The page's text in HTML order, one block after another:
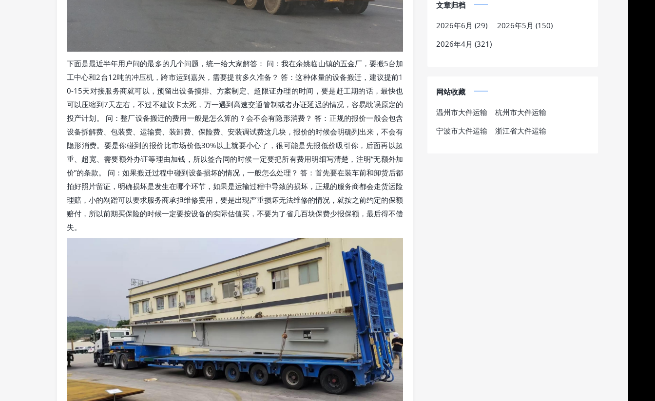
下面是最近半年用户问的最多的几个问题，统一给大家解答： 问：我在余姚临山镇的五金厂，要搬5台加
工中心和2台12吨的冲压机，跨市运到嘉兴，需要提前多久准备？ 答：这种体量的设备搬迁，建议提前1
0-15天对接服务商就可以，预留出设备摸排、方案制定、超限证办理的时间，要是赶工期的话，最快也
可以压缩到7天左右，不过不建议卡太死，万一遇到高速交通管制或者办证延迟的情况，容易耽误原定的
投产计划。 问：整厂设备搬迁的费用一般是怎么算的？会不会有隐形消费？ 答：正规的报价一般会包含
设备拆解费、包装费、运输费、装卸费、保险费、安装调试费这几块，报价的时候会明确列出来，不会有
隐形消费。要是你碰到的报价比市场价低30%以上就要小心了，很可能是先报低价吸引你，后面再以超
重、超宽、需要额外办证等理由加钱，所以签合同的时候一定要把所有费用明细写清楚，注明“无额外加
价”的条款。 问：如果搬迁过程中碰到设备损坏的情况，一般怎么处理？ 答：首先要在装车前和卸货后都
拍好照片留证，明确损坏是发生在哪个环节，如果是运输过程中导致的损坏，正规的服务商都会走货运险
理赔，小的剐蹭可以要求服务商承担维修费用，要是出现严重损坏无法维修的情况，就按之前约定的保额
赔付，所以前期买保险的时候一定要按设备的实际估值买，不要为了省几百块保费少报保额，最后得不偿
失。
文章归档
2026年6月 (29)
2026年5月 (150)
2026年4月 (321)
网站收藏
温州市大件运输
杭州市大件运输
宁波市大件运输
浙江省大件运输